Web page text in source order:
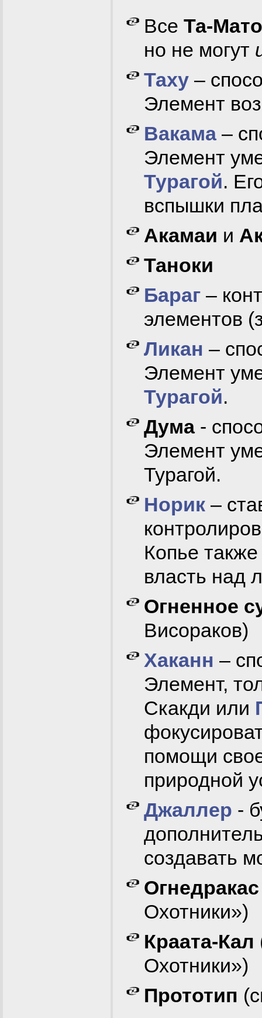
Все Та-
но не могут
Таху –
Элемент
Вакама –
Элемент
Турагой.
вспышки
Акамаи и
Таноки
Бараг –
элементов
Ликан –
Элемент
Турагой.
Дума-
Элемент
Турагой.
Норик –
Копье
власть над
Огненное
Висораков)
Хаканн –
Элемент,
Скакди или
помощи
природной
Джаллер -
создавать
Огнедракас
Охотники»)
Краата-Кал
Охотники»)
Прототип